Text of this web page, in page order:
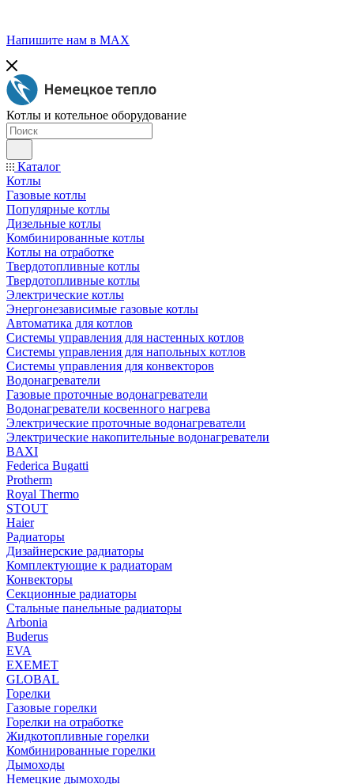
Напишите нам в МАХ
Котлы и котельное оборудование
Каталог
Котлы
Газовые котлы
Популярные котлы
Дизельные котлы
Комбинированные котлы
Котлы на отработке
Твердотопливные котлы
Твердотопливные котлы
Электрические котлы
Энергонезависимые газовые котлы
Автоматика для котлов
Системы управления для настенных котлов
Системы управления для напольных котлов
Системы управления для конвекторов
Водонагреватели
Газовые проточные водонагреватели
Водонагреватели косвенного нагрева
Электрические проточные водонагреватели
Электрические накопительные водонагреватели
BAXI
Federica Bugatti
Protherm
Royal Thermo
STOUT
Haier
Радиаторы
Дизайнерские радиаторы
Комплектующие к радиаторам
Конвекторы
Секционные радиаторы
Стальные панельные радиаторы
Arbonia
Buderus
EVA
EXEMET
GLOBAL
Горелки
Газовые горелки
Горелки на отработке
Жидкотопливные горелки
Комбинированные горелки
Дымоходы
Немецкие дымоходы